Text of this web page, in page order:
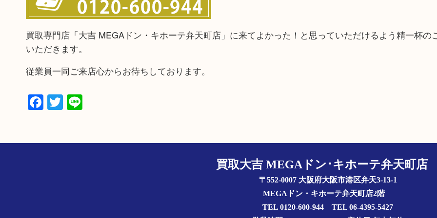
買取専門店「大吉 MEGAドン・キホーテ弁天町店」に来てよかった！と思っていただけるよう精一杯の
いただきます。
従業員一同ご来店心からお待ちしております。
Facebook
Twitter
Line
買取大吉 MEGAドン･キホーテ弁天町店
〒552-0007 大阪府大阪市港区弁天3-13-1
MEGAドン・キホーテ弁天町店2階
TEL 0120-600-944 TEL 06-4395-5427